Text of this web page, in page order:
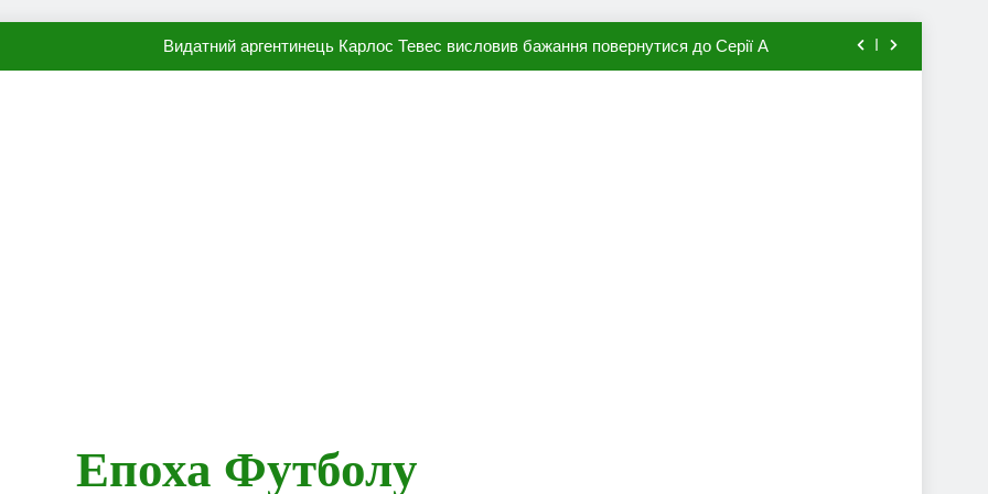
Видатний аргентинець Карлос Тевес висловив бажання повернутися до Серії А
Епоха Футболу